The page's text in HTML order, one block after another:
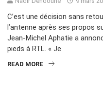
C’est une décision sans
l’antenne après ses propos
Jean-Michel Aphatie a
pieds à RTL. « Je
READ MORE